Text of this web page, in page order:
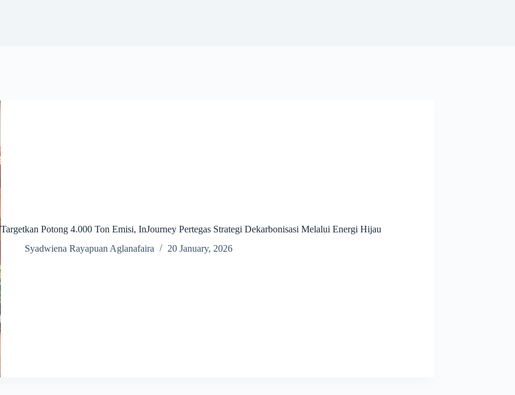
Targetkan Potong 4.000 Ton Emisi, InJourney Pertegas Strategi Dekarbonisasi Melalui Energi Hijau
Syadwiena Rayapuan Aglanafaira
20 January, 2026